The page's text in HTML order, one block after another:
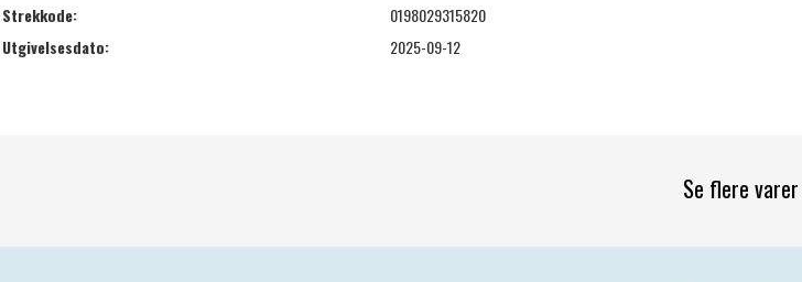
Strekkode:
0198029315820
Utgivelsesdato:
2025-09-12
Se flere varer